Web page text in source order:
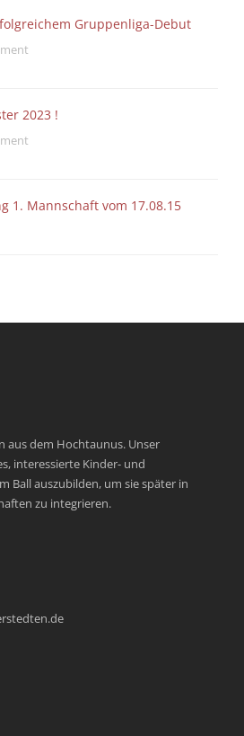
Gruppenliga-Debut
2023 !
1. Mannschaft vom 17.08.15
aus dem Hochtaunus. Unser
interessierte Kinder- und
Ball auszubilden, um sie später in
zu integrieren.